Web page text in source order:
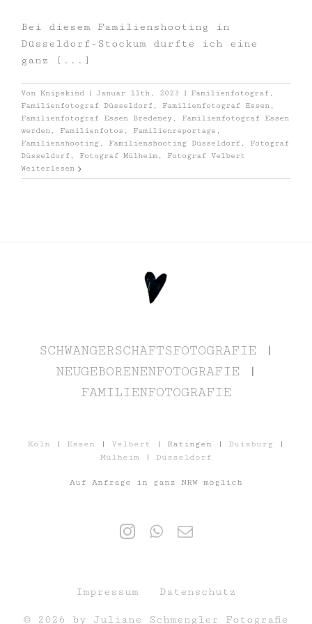
Bei diesem Familienshooting in
Düsseldorf-Stockum durfte ich eine
ganz [...]
Von Knipskind | Januar 11th, 2023 | Familienfotograf ,
Familienfotograf Düsseldorf , Familienfotograf Essen ,
Familienfotograf Essen Bredeney , Familienfotograf Essen
werden , Familienfotos , Familienreportage ,
Familienshooting , Familienshooting Düsseldorf , Fotograf
Düsseldorf , Fotograf Mülheim , Fotograf Velbert
Weiterlesen
SCHWANGERSCHAFTSFOTOGRAFIE |
NEUGEBORENENFOTOGRAFIE |
FAMILIENFOTOGRAFIE
Köln | Essen | Velbert | Ratingen | Duisburg |
Mülheim | Düsseldorf
Auf Anfrage in ganz NRW möglich
Impressum Datenschutz
© 2026 by Juliane Schmengler Fotografie